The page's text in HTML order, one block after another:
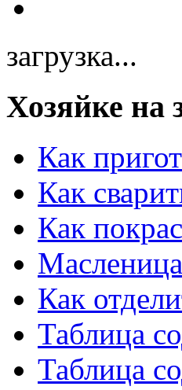
загрузка...
Хозяйке на
Как
Как
Как
Как
Таблица
Таблица